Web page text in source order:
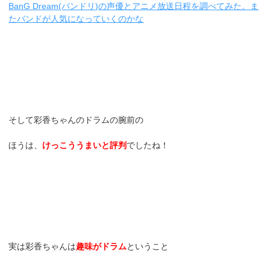
BanG Dream(バンドリ)の声優とアニメ放送日程を調べてみた。ま
たバンドが人気になっていくのかな
そして彩香ちゃんのドラムの腕前の
ほうは、 けっこううまいと評判 でしたね！
実は彩香ちゃんは趣味がドラムということ